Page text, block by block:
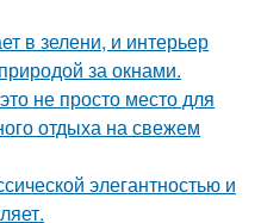
в зелени, и интерьер
за окнами.
не просто место для
отдыха на свежем
элегантностью и